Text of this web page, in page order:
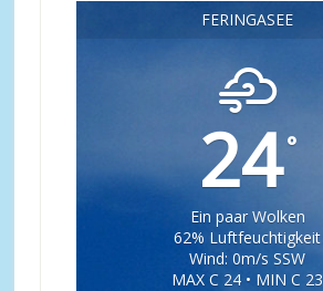
FERINGASEE
24°
Ein paar Wolken
62% Luftfeuchtigkeit
Wind: 0m/s SSW
MAX C 24 • MIN C 23